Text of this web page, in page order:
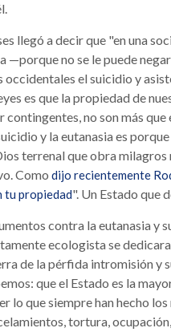
llegó a decir que "en una
—porque no se le puede
occidentales el suicidio y
es que la propiedad de
no son más
y la eutanasia es
terrenal que obra
Como dijo recientemente
tu propiedad". Un Estado que
contra la eutanasia y
ecologista se
de la pérfida intromisión y
que el Estado es la
lo que siempre han hecho
tortura,